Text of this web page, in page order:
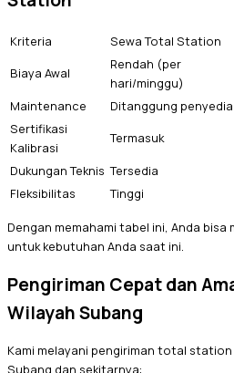
Kriteria Sewa Total Station
Biaya Awal
Rendah (per
hari/minggu)
Maintenance
Ditanggung penyedia
Sertifikasi
Kalibrasi
Termasuk
Dukungan Teknis Tersedia
Fleksibilitas
Tinggi
Dengan memahami tabel ini, Anda bisa
untuk kebutuhan Anda saat ini.
Pengiriman Cepat dan
Wilayah Subang
Kami melayani pengiriman total station